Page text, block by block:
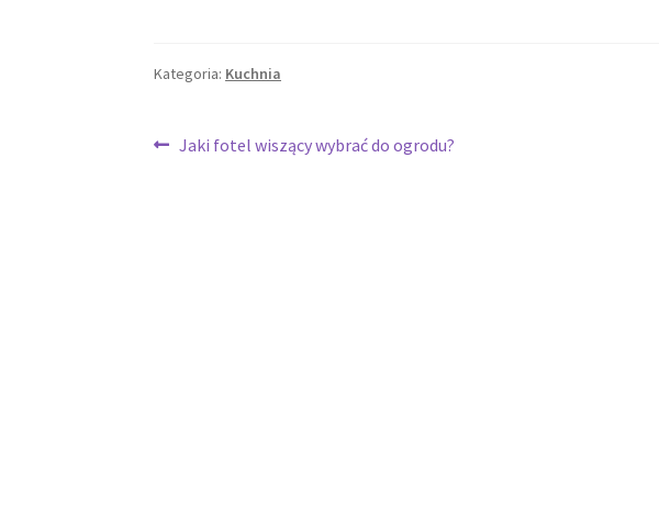
Kategoria: Kuchnia
Nawigacja
Poprzedni
Jaki fotel wiszący wybrać do ogrodu?